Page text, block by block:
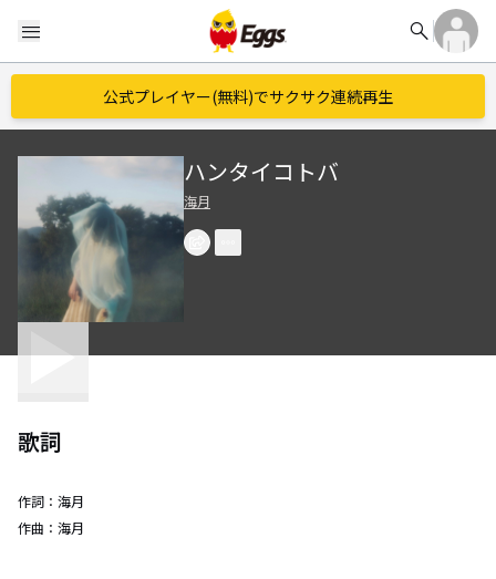
menu search
公式プレイヤー(無料)でサクサク連続再生
ハンタイコトバ
海月
歌詞
作詞： 海月
作曲： 海月